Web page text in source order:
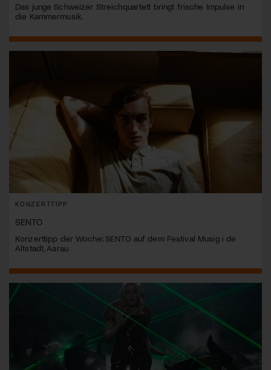
Das junge Schweizer Streichquartett bringt frische Impulse in
die Kammermusik.
KONZERTTIPP
SENTO
Konzerttipp der Woche: SENTO auf dem Festival Musig i de
Altstadt, Aarau